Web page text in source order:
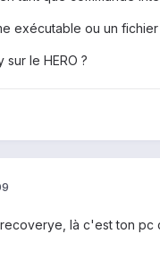
exécutable ou un
le HERO ?
là c'est ton pc